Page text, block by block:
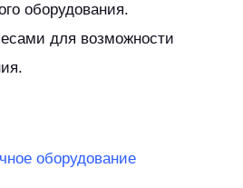
оборудования.
для возможности
оборудование